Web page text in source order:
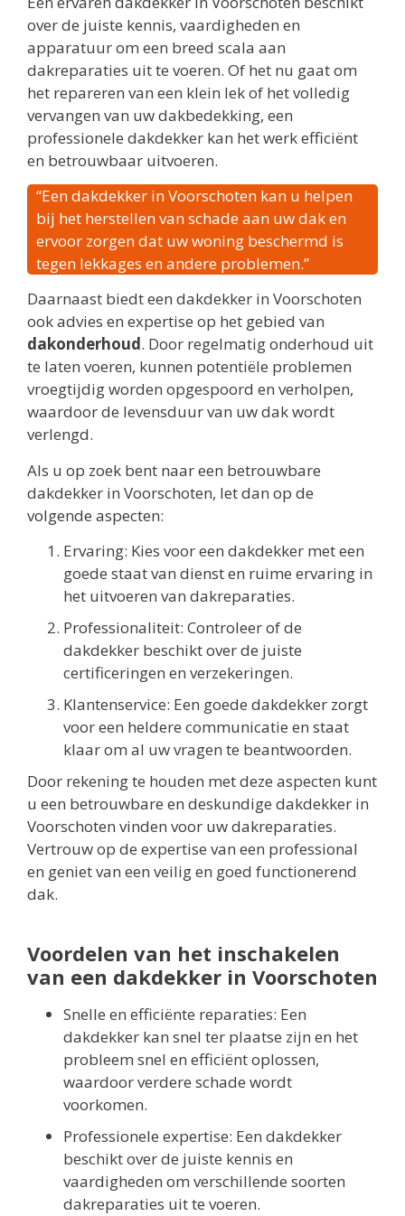
over de juiste kennis, vaardigheden en
apparatuur om een breed scala aan
dakreparaties uit te voeren. Of het nu gaat om
het repareren van een klein lek of het volledig
vervangen van uw dakbedekking, een
professionele dakdekker kan het werk efficiënt
en betrouwbaar uitvoeren.
“Een dakdekker in Voorschoten kan u helpen
bij het herstellen van schade aan uw dak en
ervoor zorgen dat uw woning beschermd is
tegen lekkages en andere problemen.”
Daarnaast biedt een dakdekker in Voorschoten
ook advies en expertise op het gebied van
dakonderhoud. Door regelmatig onderhoud uit
te laten voeren, kunnen potentiële problemen
vroegtijdig worden opgespoord en verholpen,
waardoor de levensduur van uw dak wordt
verlengd.
Als u op zoek bent naar een betrouwbare
dakdekker in Voorschoten, let dan op de
volgende aspecten:
Ervaring: Kies voor een dakdekker met een
goede staat van dienst en ruime ervaring in
het uitvoeren van dakreparaties.
Professionaliteit: Controleer of de
dakdekker beschikt over de juiste
certificeringen en verzekeringen.
Klantenservice: Een goede dakdekker zorgt
voor een heldere communicatie en staat
klaar om al uw vragen te beantwoorden.
Door rekening te houden met deze aspecten kunt
u een betrouwbare en deskundige dakdekker in
Voorschoten vinden voor uw dakreparaties.
Vertrouw op de expertise van een professional
en geniet van een veilig en goed functionerend
dak.
Voordelen van het inschakelen
van een dakdekker in Voorschoten
Snelle en efficiënte reparaties: Een
dakdekker kan snel ter plaatse zijn en het
probleem snel en efficiënt oplossen,
waardoor verdere schade wordt
voorkomen.
Professionele expertise: Een dakdekker
beschikt over de juiste kennis en
vaardigheden om verschillende soorten
dakreparaties uit te voeren.